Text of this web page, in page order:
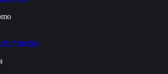
Voucher